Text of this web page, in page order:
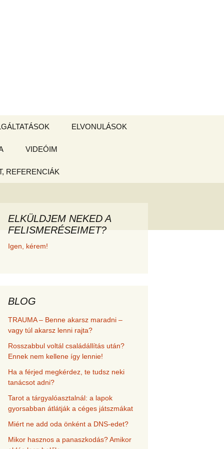
BOLT
ELVONULÁSOK
VIDEÓIM
REFERENCIÁK
az új
és
ELKÜLDJEM NEKED A
FELISMERÉSEIMET?
Igen, kérem!
BLOG
TRAUMA – Benne akarsz maradni –
vagy túl akarsz lenni rajta?
Rosszabbul voltál családállítás után?
Ennek nem kellene így lennie!
Ha a férjed megkérdez, te tudsz neki
tanácsot adni?
Tarot a tárgyalóasztalnál: a lapok
gyorsabban átlátják a céges játszmákat
Miért ne add oda önként a DNS-edet?
Mikor hasznos a panaszkodás? Amikor